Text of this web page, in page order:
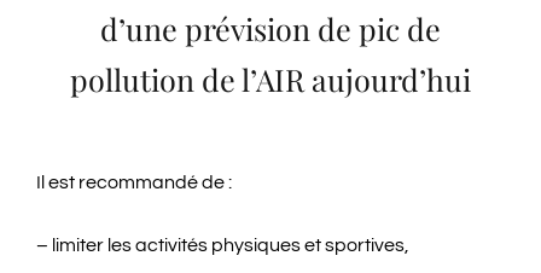
d’une prévision de pic de
pollution de l’AIR aujourd’hui
Il est recommandé de :
– limiter les activités physiques et sportives,